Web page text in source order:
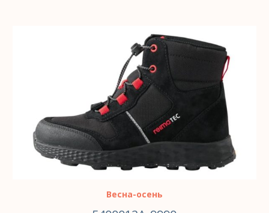
ВЫБЕРИТЕ ПАРАМЕТРЫ
Весна-осень